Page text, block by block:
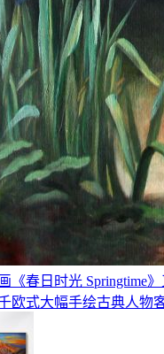
《春日时光 Springtime
欧式大幅手绘古典人物